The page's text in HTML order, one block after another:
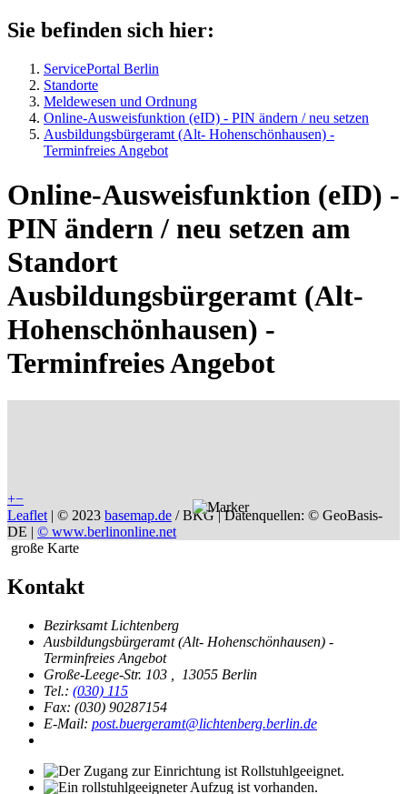
Sie befinden sich hier:
ServicePortal Berlin
Standorte
Meldewesen und Ordnung
Online-Ausweisfunktion (eID) - PIN ändern / neu setzen
Ausbildungsbürgeramt (Alt- Hohenschönhausen) -
Terminfreies Angebot
Online-Ausweisfunktion (eID) -
PIN ändern / neu setzen am
Standort
Ausbildungsbürgeramt (Alt-
Hohenschönhausen) -
Terminfreies Angebot
+−
Leaflet
© 2023 basemap.de / BKG | Datenquellen: © GeoBasis-
DE | © www.berlinonline.net
große Karte
Kontakt
Bezirksamt Lichtenberg
Ausbildungsbürgeramt (Alt- Hohenschönhausen) -
Terminfreies Angebot
Große-Leege-Str. 103
13055 Berlin
Tel.: (030) 115
Fax: (030) 90287154
E-Mail: post.buergeramt@lichtenberg.berlin.de